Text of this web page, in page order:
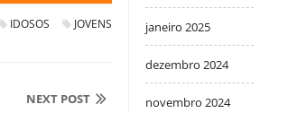
IDOSOS
JOVENS
NEXT POST
janeiro 2025
dezembro 2024
novembro 2024